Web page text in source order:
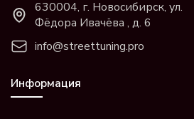
630004, г. Новосибирск, ул.
Фёдора Ивачёва , д. 6
info@streettuning.pro
Информация